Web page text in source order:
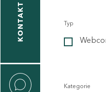
KONTAKT Typ
Kategorie